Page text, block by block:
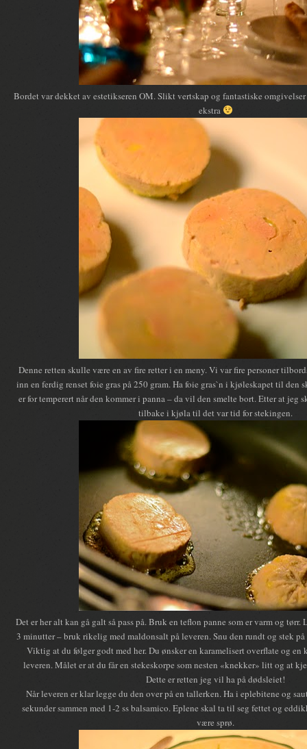
Bordet var dekket av estetikseren OM. Slikt vertskap og fantastiske
ekstra
Denne retten skulle være en av fire retter i en meny. Vi var fire personer
inn en ferdig renset foie gras på 250 gram. Ha foie gras`n i kjøleskapet til den
er for temperert når den kommer i panna – da vil den smelte bort. Etter at jeg
tilbake i kjøla til det var tid for stekingen.
Det er her alt kan gå galt så pass på. Bruk en teflon panne som er varm og
3 minutter – bruk rikelig med maldonsalt på leveren. Snu den rundt og stek
Viktig at du følger godt med her. Du ønsker en karamelisert overflate og en
leveren. Målet er at du får en stekeskorpe som nesten «knekker» litt og at
Dette er retten jeg vil ha på dødsleiet!
Når leveren er klar legge du den over på en tallerken. Ha i eplebitene og
sekunder sammen med 1-2 ss balsamico. Eplene skal ta til seg fettet og
være sprø.